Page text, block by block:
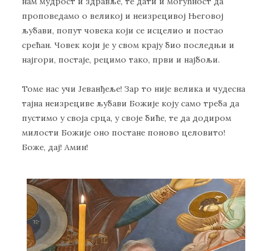
проповедамо о великој и неизрецивој Његовој
љубави, попут човека који се исцелио и постао
срећан. Човек који је у свом крају био последњи и
најгори, постаје, рецимо тако, први и најбољи.
Томе нас учи Јеванђеље! Зар то није велика и чудесна
тајна неизрециве љубави Божије коју само треба да
пустимо у своја срца, у своје биће, те да додиром
милости Божије оно постане поново целовито!
Боже, дај! Амин!